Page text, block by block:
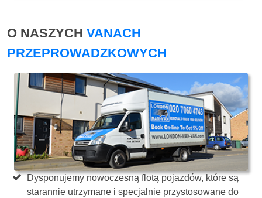
O NASZYCH VANACH
PRZEPROWADZKOWYCH
Dysponujemy nowoczesną flotą pojazdów, które są
starannie utrzymane i specjalnie przystosowane do